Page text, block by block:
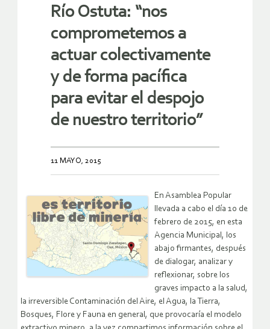
Río Ostuta: “nos
comprometemos a
actuar colectivamente
y de forma pacífica
para evitar el despojo
de nuestro territorio”
11 MAYO, 2015
En Asamblea Popular
llevada a cabo el día 10 de
febrero de 2015, en esta
Agencia Municipal, los
abajo firmantes, después
de dialogar, analizar y
reflexionar, sobre los
graves impacto a la salud,
la irreversible Contaminación del Aire, el Agua, la Tierra,
Bosques, Flore y Fauna en general, que provocaría el modelo